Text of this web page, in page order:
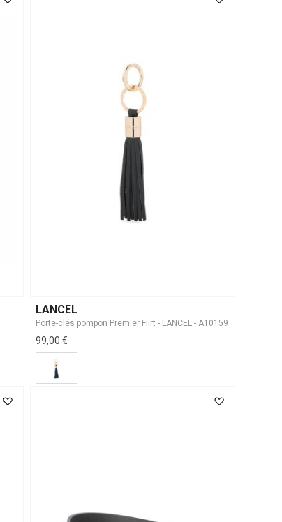
LANCEL
Porte-clés pompon Premier Flirt - LANCEL - A10159
99,00 €